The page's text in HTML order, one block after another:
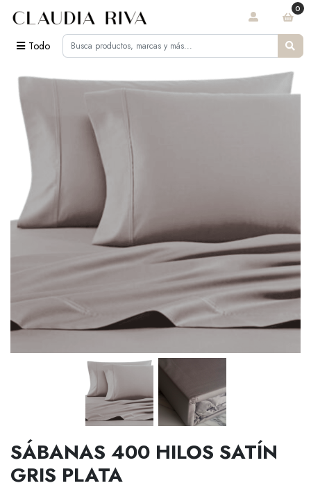
Todo
0
SÁBANAS 400 HILOS SATÍN
GRIS PLATA